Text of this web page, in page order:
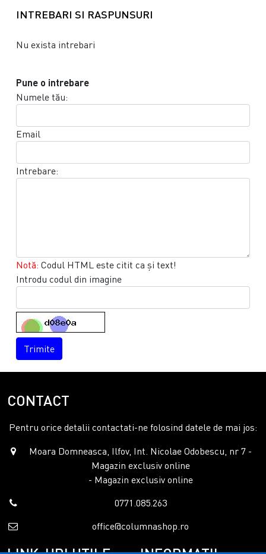
INTREBARI SI RASPUNSURI
Nu exista intrebari
Pune o intrebare
Numele tău:
Email
Intrebare:
Notă: Codul HTML este citit ca şi text!
Introdu codul din imagine
Trimite
CONTACT
Pentru orice detalii contactati-ne folosind datele de mai jos:
Moara Domneasca, Ilfov, Int. Nicolae Odobescu, nr 7 -
Magazin exclusiv online
- Magazin exclusiv online
0771.085.263
office@columnashop.ro